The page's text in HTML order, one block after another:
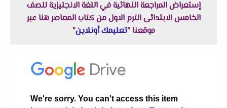
إستعراض المراجعة النهائية في اللغة الانجليزية للصف
الخامس الابتدائى الترم الاول من كتاب المعاصر هنا عبر
موقعنا "تعليمك أونلاين"